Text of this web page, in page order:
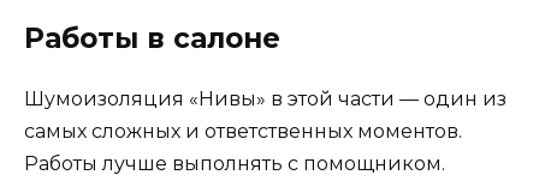
Работы в салоне
Шумоизоляция «Нивы» в этой части — один из
самых сложных и ответственных моментов.
Работы лучше выполнять с помощником.